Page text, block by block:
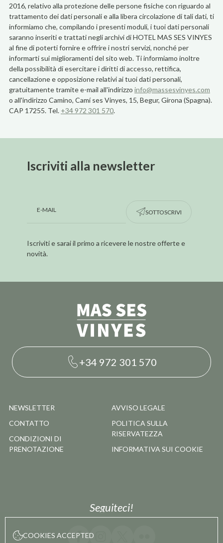
2016, relativo alla protezione delle persone fisiche con riguardo al
trattamento dei dati personali e alla libera circolazione di tali dati, ti
informiamo che, compilando i presenti moduli, i tuoi dati personali
saranno inseriti e trattati negli archivi di HOTEL MAS SES VINYES
al fine di poterti fornire e offrire i nostri servizi, nonché per
informarti sui miglioramenti del sito web. Ti informiamo inoltre
della possibilità di esercitare i diritti di accesso, rettifica,
cancellazione e opposizione relativi ai tuoi dati personali,
gratuitamente tramite e-mail all'indirizzo info@massesvinyes.com
o all'indirizzo Camino, Camí ses Vinyes, 15, Begur, Girona (Spagna).
CAP 17255. Tel. +34 972 301 570.
Iscriviti alla newsletter
SOTTOSCRIVI
Iscriviti e sarai il primo a ricevere le nostre offerte e
novità.
+34 972 301 570
NEWSLETTER
CONTATTO
CONDIZIONI DI
PRENOTAZIONE
AVVISO LEGALE
POLITICA SULLA
RISERVATEZZA
INFORMATIVA SUI COOKIE
Seguiteci!
COOKIES ACCEPTED